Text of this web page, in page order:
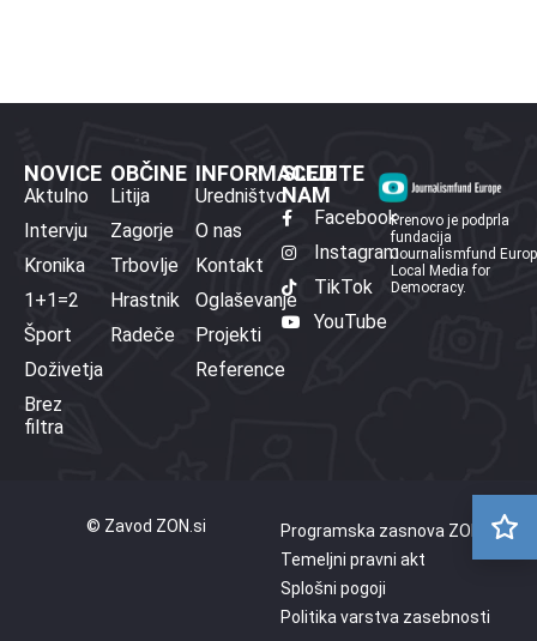
NOVICE
Aktulno
Intervju
Kronika
1+1=2
Šport
Doživetja
Brez
filtra
OBČINE
Litija
Zagorje
Trbovlje
Hrastnik
Radeče
INFORMACIJE
Uredništvo
O nas
Kontakt
Oglaševanje
Projekti
Reference
SLEDITE
NAM
Facebook
Instagram
TikTok
YouTube
Prenovo je podprla
fundacija
Journalismfund
Local Media for
Democracy.
© Zavod ZON.si
Programska zasnova ZON
Temeljni pravni akt
Splošni pogoji
Politika varstva zasebnosti